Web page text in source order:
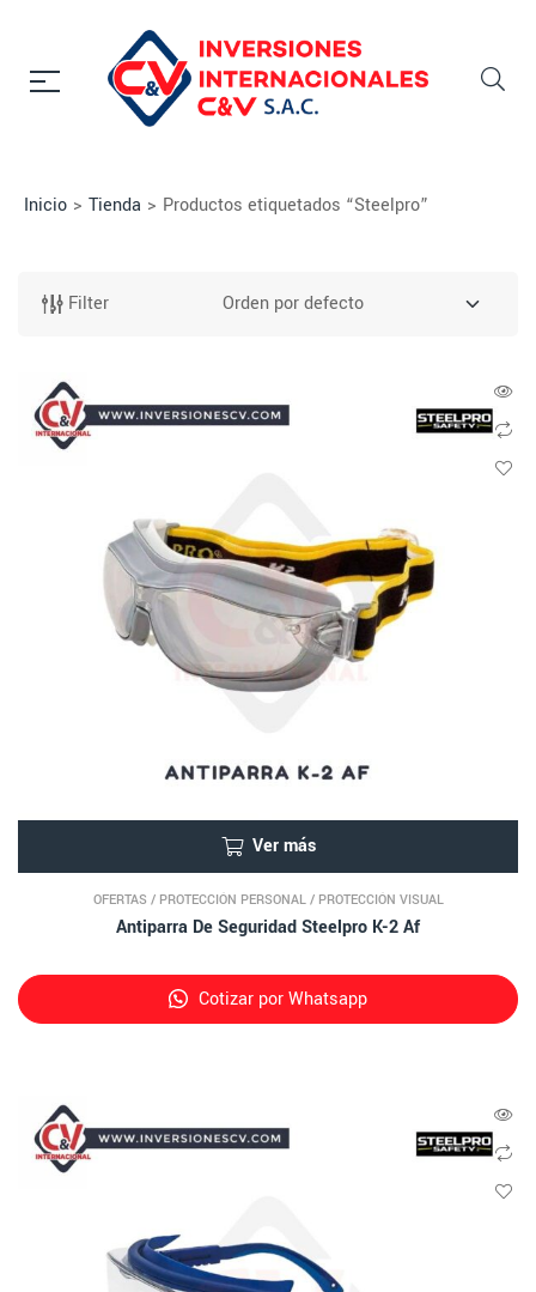
Inicio > Tienda > Productos etiquetados “Steelpro”
Filter
Ver más
OFERTAS / PROTECCIÓN PERSONAL/ PROTECCIÓN VISUAL
Antiparra De Seguridad Steelpro K-2 Af
Cotizar por Whatsapp